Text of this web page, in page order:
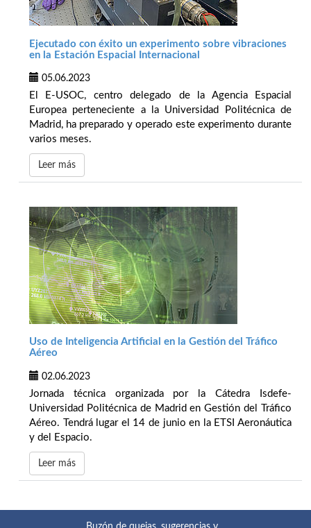
Ejecutado con éxito un experimento sobre vibraciones
en la Estación Espacial Internacional
05.06.2023
El E-USOC, centro delegado de la Agencia Espacial
Europea perteneciente a la Universidad Politécnica de
Madrid, ha preparado y operado este experimento durante
varios meses.
Leer más
Uso de Inteligencia Artificial en la Gestión del Tráfico
Aéreo
02.06.2023
Jornada técnica organizada por la Cátedra Isdefe-
Universidad Politécnica de Madrid en Gestión del Tráfico
Aéreo. Tendrá lugar el 14 de junio en la ETSI Aeronáutica
y del Espacio.
Leer más